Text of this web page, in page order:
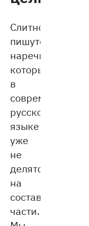
Слитно
пишутся
наречия,
которые
в
современном
русском
языке
уже
не
делятся
на
составляющие
части.